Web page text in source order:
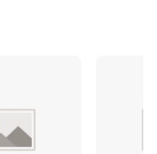
得最好的書，其